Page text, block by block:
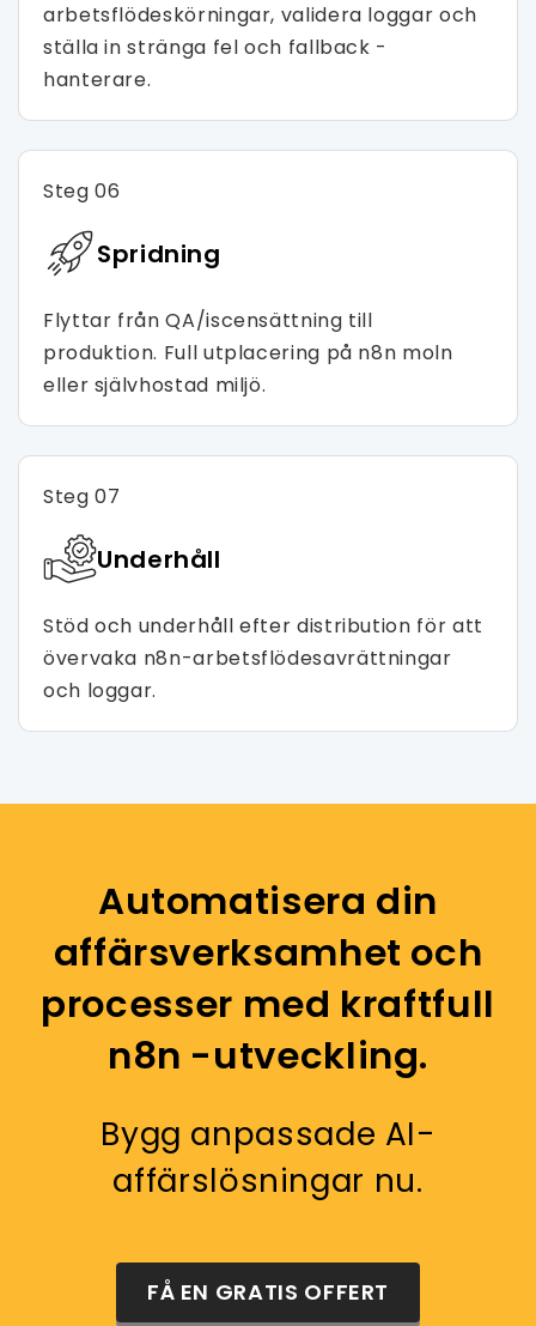
arbetsflödeskörningar, validera loggar och
ställa in stränga fel och fallback -
hanterare.
Steg 06
Spridning
Flyttar från QA/iscensättning till
produktion. Full utplacering på n8n moln
eller självhostad miljö.
Steg 07
Underhåll
Stöd och underhåll efter distribution för att
övervaka n8n-arbetsflödesavrättningar
och loggar.
Automatisera din
affärsverksamhet och
processer med kraftfull
n8n -utveckling.
Bygg anpassade AI-
affärslösningar nu.
FÅ EN GRATIS OFFERT